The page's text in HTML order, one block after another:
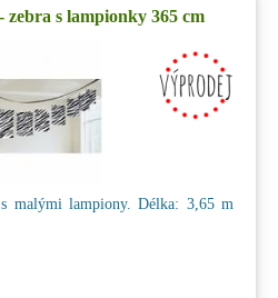
s lampionky 365 cm
malými lampiony. Délka: 3,65 m